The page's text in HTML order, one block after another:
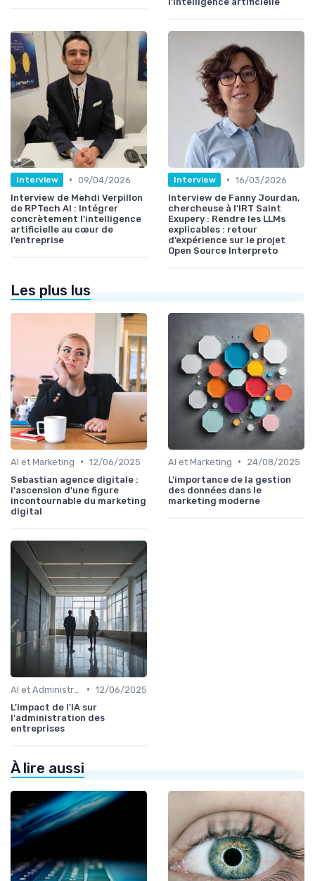
Interview • 09/04/2026
Interview de Mehdi Verpillon
de RPTech AI : Intégrer
concrètement l’intelligence
artificielle au cœur de
l’entreprise
Interview • 16/03/2026
Interview de Fanny Jourdan,
chercheuse à l'IRT Saint
Exupery : Rendre les LLMs
explicables : retour
d’expérience sur le projet
Open Source Interpreto
Les plus lus
AI et Marketing • 12/06/2025
Sebastian agence digitale :
l'ascension d'une figure
incontournable du marketing
digital
AI et Marketing •
24/08/2025
L'importance de la gestion
des données dans le
marketing moderne
• 12/06/2025
L'impact de l'IA sur
l'administration des
entreprises
À lire aussi